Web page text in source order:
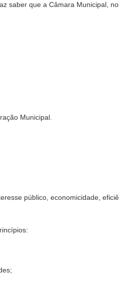
saber que a Câmara Municipal,
Municipal.
público, economicidade,